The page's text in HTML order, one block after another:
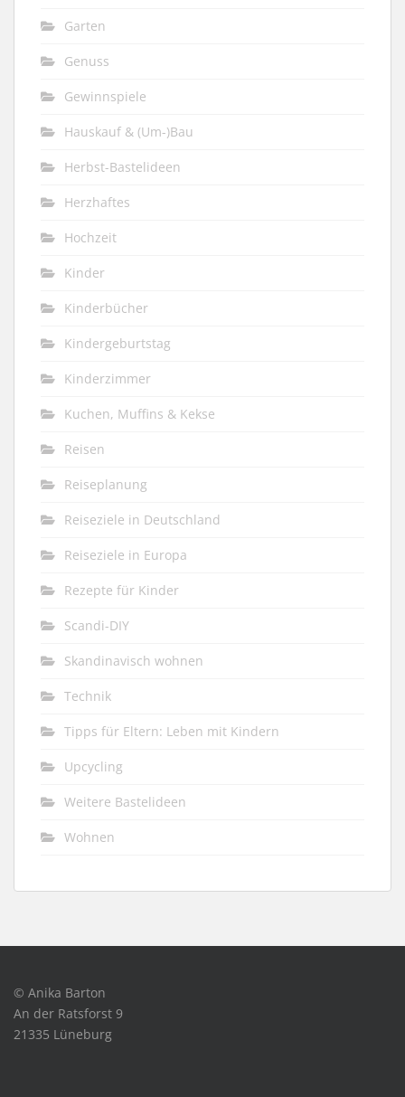
Garten
Genuss
Gewinnspiele
Hauskauf & (Um-)Bau
Herbst-Bastelideen
Herzhaftes
Hochzeit
Kinder
Kinderbücher
Kindergeburtstag
Kinderzimmer
Kuchen, Muffins & Kekse
Reisen
Reiseplanung
Reiseziele in Deutschland
Reiseziele in Europa
Rezepte für Kinder
Scandi-DIY
Skandinavisch wohnen
Technik
Tipps für Eltern: Leben mit Kindern
Upcycling
Weitere Bastelideen
Wohnen
© Anika Barton
An der Ratsforst 9
21335 Lüneburg